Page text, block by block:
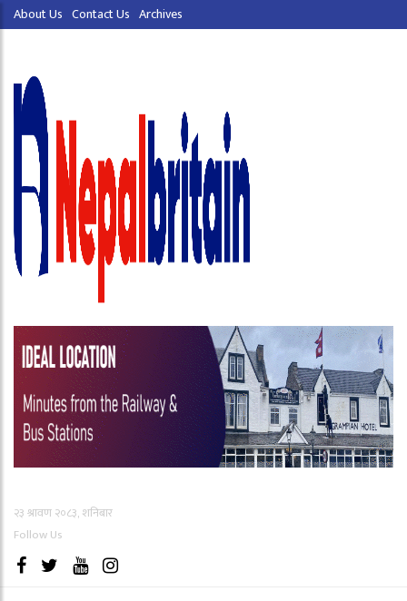
About Us Contact Us Archives
२३ श्रावण २०८३, शनिबार
Follow Us